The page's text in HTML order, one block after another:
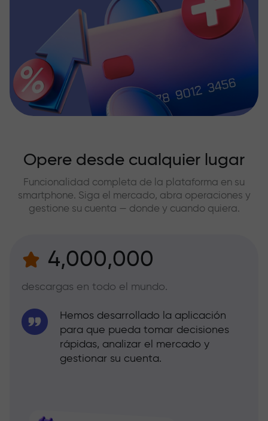
Opere desde cualquier lugar
Funcionalidad completa de la plataforma en su
smartphone. Siga el mercado, abra operaciones y
gestione su cuenta — donde y cuando quiera.
4,000,000
descargas en todo el mundo.
Hemos desarrollado la aplicación
para que pueda tomar decisiones
rápidas, analizar el mercado y
gestionar su cuenta.